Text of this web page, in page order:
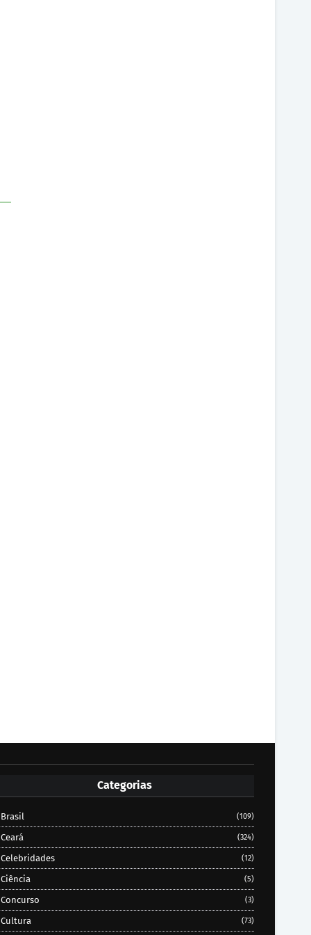
Categorias
Brasil (109)
Ceará (324)
Celebridades (12)
Ciência (5)
Concurso (3)
Cultura (73)